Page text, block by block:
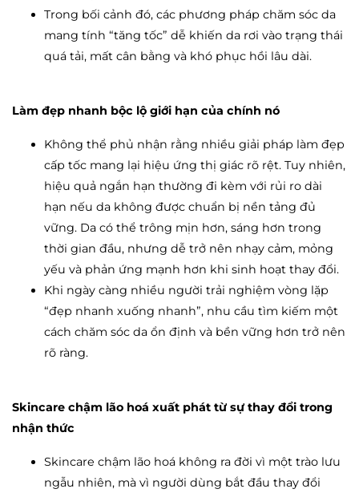
Trong bối cảnh đó, các phương pháp chăm sóc da
mang tính “tăng tốc” dễ khiến da rơi vào trạng thái
quá tải, mất cân bằng và khó phục hồi lâu dài.
Làm đẹp nhanh bộc lộ giới hạn của chính nó
Không thể phủ nhận rằng nhiều giải pháp làm đẹp
cấp tốc mang lại hiệu ứng thị giác rõ rệt. Tuy nhiên,
hiệu quả ngắn hạn thường đi kèm với rủi ro dài
hạn nếu da không được chuẩn bị nền tảng đủ
vững. Da có thể trông mịn hơn, sáng hơn trong
thời gian đầu, nhưng dễ trở nên nhạy cảm, mỏng
yếu và phản ứng mạnh hơn khi sinh hoạt thay đổi.
Khi ngày càng nhiều người trải nghiệm vòng lặp
“đẹp nhanh xuống nhanh”, nhu cầu tìm kiếm một
cách chăm sóc da ổn định và bền vững hơn trở nên
rõ ràng.
Skincare chậm lão hoá xuất phát từ sự thay đổi trong
nhận thức
Skincare chậm lão hoá không ra đời vì một trào lưu
ngẫu nhiên, mà vì người dùng bắt đầu thay đổi